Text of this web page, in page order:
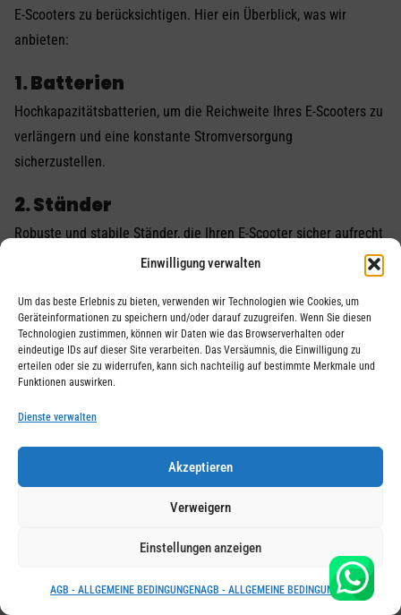
Einwilligung verwalten
Um das beste Erlebnis zu bieten, verwenden wir Technologien wie Cookies, um
Geräteinformationen zu speichern und/oder darauf zuzugreifen. Wenn Sie diesen
Technologien zustimmen, können wir Daten wie das Browserverhalten oder
eindeutige IDs auf dieser Site verarbeiten. Das Versäumnis, die Einwilligung zu
erteilen oder sie zu widerrufen, kann sich nachteilig auf bestimmte Merkmale und
Funktionen auswirken.
Dienste verwalten
Akzeptieren
Verweigern
Einstellungen anzeigen
AGB - ALLGEMEINE BEDINGUNGENAGB - ALLGEMEINE BEDINGUNGEN
E-Scooters zu berücksichtigen. Hier ein Überblick, was wir
anbieten:
1. Batterien
Hochkapazitätsbatterien, um die Reichweite Ihres E-Scooters zu
verlängern und eine konstante Stromversorgung
sicherzustellen.
2. Ständer
Robuste und stabile Ständer, die Ihren E-Scooter sicher aufrecht
halten, wenn er geparkt ist.
3. Steuergeräte
Erweiterte Steuergeräte zur Optimierung von Geschwindigkeit,
Leistung und Beschleunigung.
Ersetzen Sie abgenutzte oder durchstochene Schläuche, um die
Reifen Ihres E-Scooters in bestem Zustand zu halten.
5. Ladegeräte
Batterietypen und E-Scooter-Modellen kompatibel sind.
6. Displays